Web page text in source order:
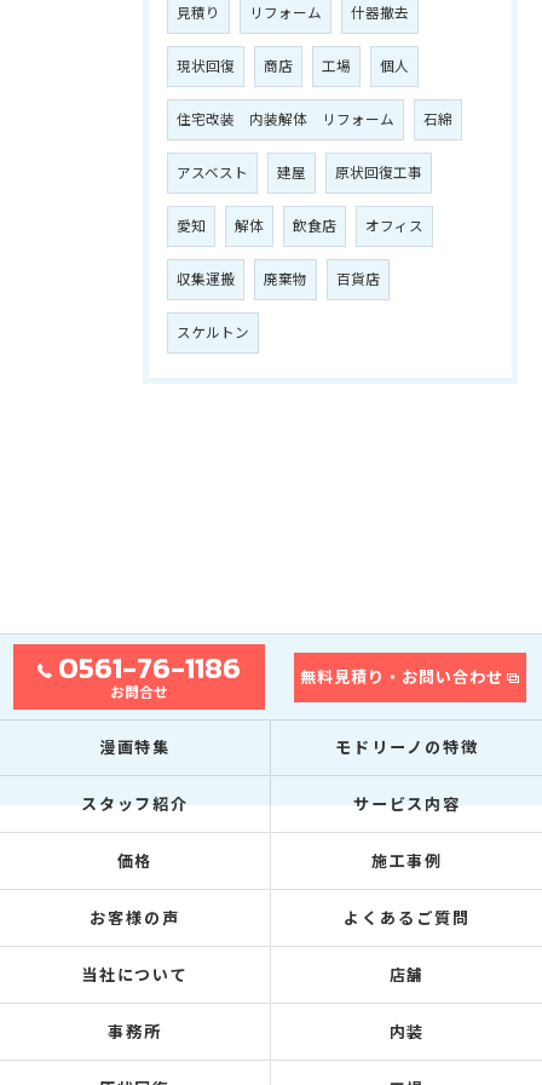
見積り リフォーム 什器撤去
現状回復 商店 工場 個人
住宅改装 内装解体 リフォーム 石綿
アスベスト 建屋 原状回復工事
愛知 解体 飲食店 オフィス
収集運搬 廃棄物 百貨店
スケルトン
0561-76-1186
お問合せ
無料見積り・お問い合わせ
漫画特集 モドリーノの特徴
スタッフ紹介 サービス内容
価格 施工事例
お客様の声 よくあるご質問
当社について 店舗
事務所 内装